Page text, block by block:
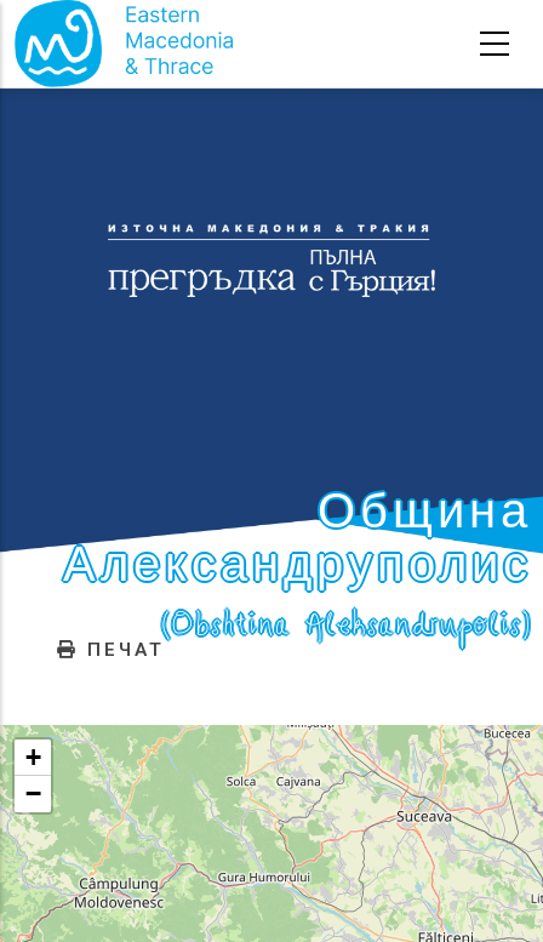
Премини към основното съдържание
Община
Александруполис
(Obshtina Aleksandrupolis)
ПЕЧАТ
+
−